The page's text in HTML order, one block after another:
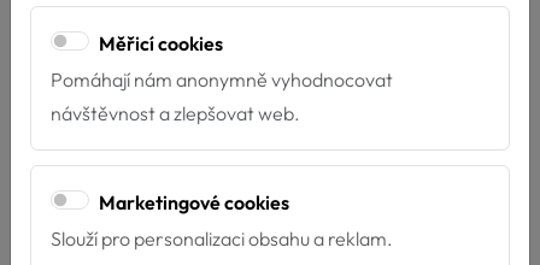
chápáno jako porušení práv vyplývající z ochranné známky.
hrozí vymáhání škody dle $ 268 Trestního zákoníku. Webinář
byl vydán v roce 2025.
Cena: 400 Kč s DPH
Měřicí cookies
Pomáhají nám anonymně vyhodnocovat
návštěvnost a zlepšovat web.
Marketingové cookies
Slouží pro personalizaci obsahu a reklam.